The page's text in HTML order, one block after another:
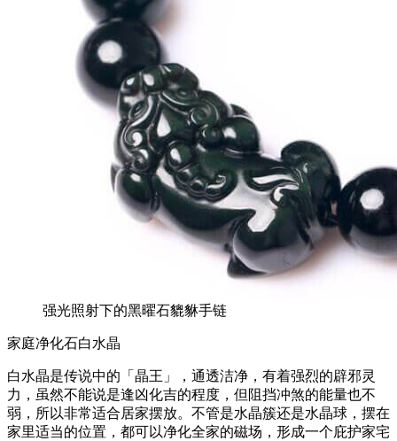
强光照射下的黑曜石貔貅手链
家庭净化石白水晶
白水晶是传说中的「晶王」，通透洁净，有着强烈的辟邪灵
力，虽然不能说是逢凶化吉的程度，但阻挡冲煞的能量也不
弱，所以非常适合居家摆放。不管是水晶簇还是水晶球，摆在
家里适当的位置，都可以净化全家的磁场，形成一个庇护家宅